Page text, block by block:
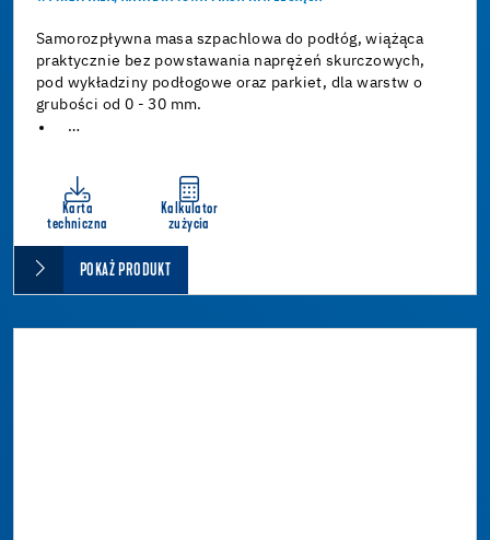
Samorozpływna masa szpachlowa do podłóg, wiążąca
praktycznie bez powstawania naprężeń skurczowych,
pod wykładziny podłogowe oraz parkiet, dla warstw o
grubości od 0 - 30 mm.
…
Karta
techniczna
Kalkulator
zużycia
POKAŻ PRODUKT